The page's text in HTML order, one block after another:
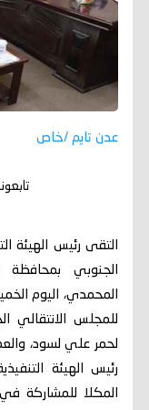
عدن تايم /خاص
التقى رئيس الهيئة
الجنوبي
المحمدي، اليوم
للمجلس الانتقالي
لحمر علي لسود،
رئيس الهيئة
المكلا للمشاركة